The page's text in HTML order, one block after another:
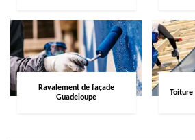
Ravalement de façade
Guadeloupe
Toiture